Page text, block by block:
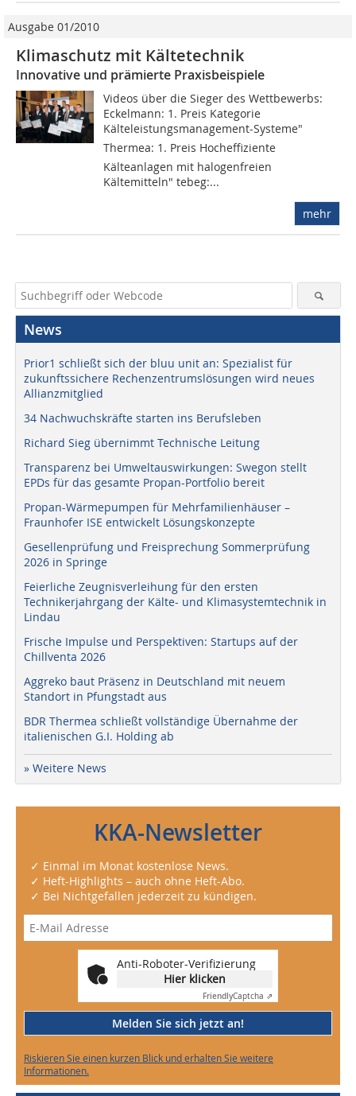
Ausgabe 01/2010
Klimaschutz mit Kältetechnik
Innovative und prämierte Praxisbeispiele
Videos über die Sieger des Wettbewerbs:
Eckelmann: 1. Preis Kategorie
Kälteleistungsmanagement-Systeme"
Thermea: 1. Preis Hocheffiziente
Kälteanlagen mit halogenfreien
Kältemitteln" tebeg:...
mehr
News
Prior1 schließt sich der bluu unit an: Spezialist für
zukunftssichere Rechenzentrumslösungen wird neues
Allianzmitglied
34 Nachwuchskräfte starten ins Berufsleben
Richard Sieg übernimmt Technische Leitung
Transparenz bei Umweltauswirkungen: Swegon stellt
EPDs für das gesamte Propan-Portfolio bereit
Propan-Wärmepumpen für Mehrfamilienhäuser –
Fraunhofer ISE entwickelt Lösungskonzepte
Gesellenprüfung und Freisprechung Sommerprüfung
2026 in Springe
Feierliche Zeugnisverleihung für den ersten
Technikerjahrgang der Kälte- und Klimasystemtechnik in
Lindau
Frische Impulse und Perspektiven: Startups auf der
Chillventa 2026
Aggreko baut Präsenz in Deutschland mit neuem
Standort in Pfungstadt aus
BDR Thermea schließt vollständige Übernahme der
italienischen G.I. Holding ab
» Weitere News
KKA-Newsletter
✓ Einmal im Monat kostenlose News.
✓ Heft-Highlights – auch ohne Heft-Abo.
✓ Bei Nichtgefallen jederzeit zu kündigen.
Anti-Roboter-Verifizierung
Hier klicken
FriendlyCaptcha ⇗
Melden Sie sich jetzt an!
Riskieren Sie einen kurzen Blick und erhalten Sie weitere
Informationen.